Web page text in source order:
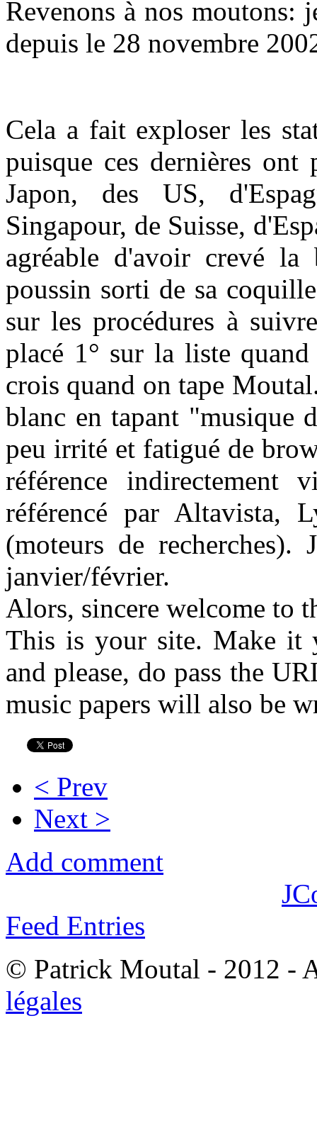
Revenons à nos moutons:
depuis le 28 novembre
Cela a fait exploser les
puisque ces dernières ont
Japon, des US,
Singapour, de Suisse,
agréable d'avoir crevé
poussin sorti de sa
sur les procédures à
placé 1° sur la liste
crois quand on tape
blanc en tapant "musique
peu irrité et fatigué de
référence
référencé par Altavista,
(moteurs de
janvier/février.
Alors, sincere welcome to
This is your site. Make it
and please, do pass the
music papers will also be
< Prev
Next >
Add comment
Feed Entries
© Patrick Moutal - 2012 -
légales